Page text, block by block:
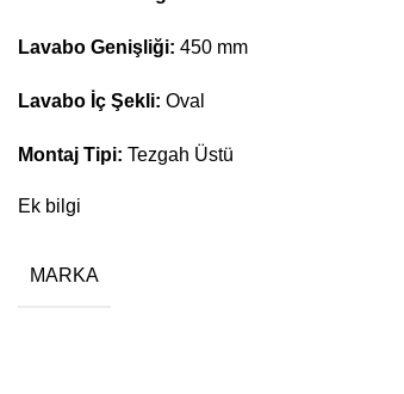
Lavabo Genişliği: 450 mm
Lavabo İç Şekli: Oval
Montaj Tipi: Tezgah Üstü
Ek bilgi
MARKA